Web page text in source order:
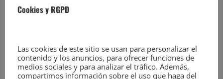
consumidor y usuario,
servicio y, en particular,
sobre su naturaleza,
Cookies y RGPD
Las cookies de este sitio se usan para personalizar el
contenido y los anuncios, para ofrecer funciones de
medios sociales y para analizar el tráfico. Además,
compartimos información sobre el uso que haga del